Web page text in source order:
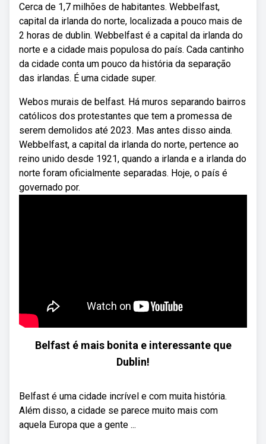
Cerca de 1,7 milhões de habitantes. Webbelfast,
capital da irlanda do norte, localizada a pouco mais de
2 horas de dublin. Webbelfast é a capital da irlanda do
norte e a cidade mais populosa do país. Cada cantinho
da cidade conta um pouco da história da separação
das irlandas. É uma cidade super.
Webos murais de belfast. Há muros separando bairros
católicos dos protestantes que tem a promessa de
serem demolidos até 2023. Mas antes disso ainda.
Webbelfast, a capital da irlanda do norte, pertence ao
reino unido desde 1921, quando a irlanda e a irlanda do
norte foram oficialmente separadas. Hoje, o país é
governado por.
Belfast é mais bonita e interessante que
Dublin!
Belfast é uma cidade incrível e com muita história.
Além disso, a cidade se parece muito mais com
aquela Europa que a gente ...